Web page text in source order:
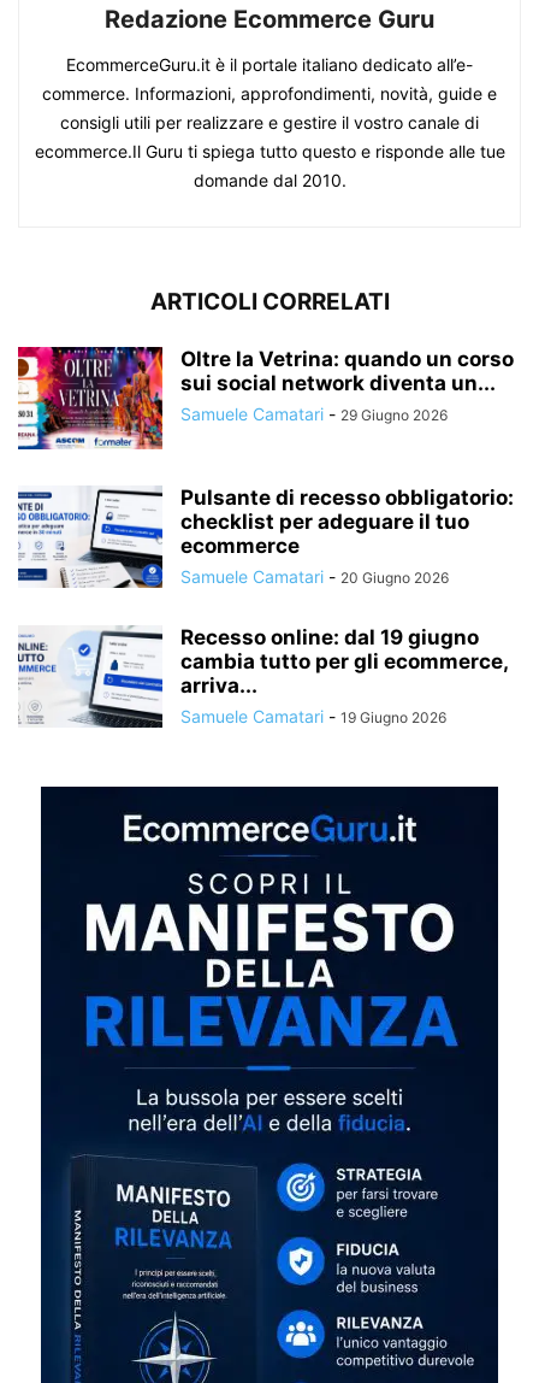
Redazione Ecommerce Guru
EcommerceGuru.it è il portale italiano dedicato all’e-
commerce. Informazioni, approfondimenti, novità, guide e
consigli utili per realizzare e gestire il vostro canale di
ecommerce.Il Guru ti spiega tutto questo e risponde alle tue
domande dal 2010.
ARTICOLI CORRELATI
Oltre la Vetrina: quando un corso
sui social network diventa un...
Samuele Camatari - 29 Giugno 2026
Pulsante di recesso obbligatorio:
checklist per adeguare il tuo
ecommerce
Samuele Camatari - 20 Giugno 2026
Recesso online: dal 19 giugno
cambia tutto per gli ecommerce,
arriva...
Samuele Camatari - 19 Giugno 2026